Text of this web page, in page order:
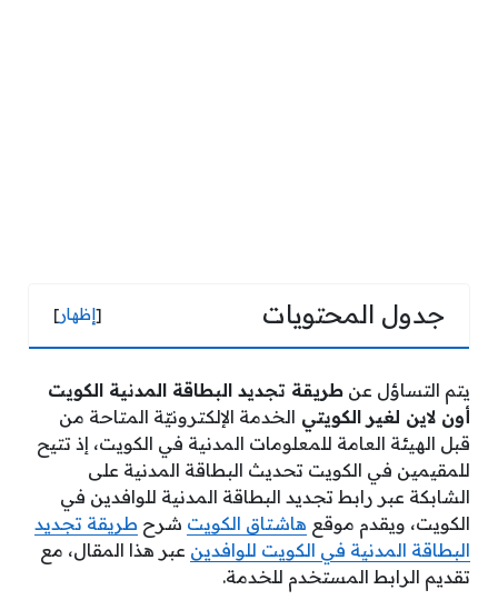
جدول المحتويات [إظهار]
يتم التساؤل عن طريقة تجديد البطاقة المدنية الكويت
أون لاين لغير الكويتي الخدمة الإلكترونيّة المتاحة من
قبل الهيئة العامة للمعلومات المدنية في الكويت، إذ تتيح
للمقيمين في الكويت تحديث البطاقة المدنية على
الشابكة عبر رابط تجديد البطاقة المدنية للوافدين في
الكويت، ويقدم موقع هاشتاق الكويت شرح طريقة تجديد
البطاقة المدنية في الكويت للوافدين عبر هذا المقال، مع
تقديم الرابط المستخدم للخدمة.